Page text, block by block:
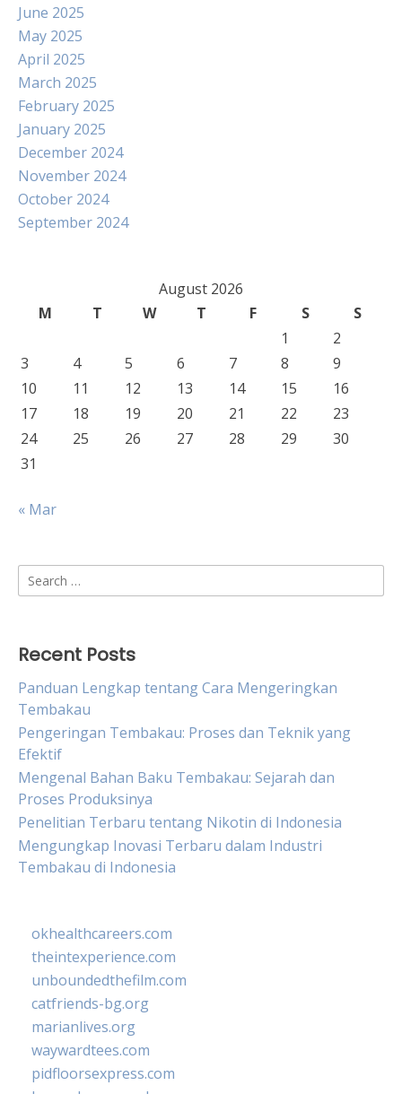
June 2025
May 2025
April 2025
March 2025
February 2025
January 2025
December 2024
November 2024
October 2024
September 2024
August 2026
M
T W T F S
S
1
2
3
4 5 6 7 8
9
10
11 12 13 14 15
16
17
18 19 20 21 22
23
24
25 26 27 28 29
30
31
« Mar
Search
for:
Recent Posts
Panduan Lengkap tentang Cara Mengeringkan
Tembakau
Pengeringan Tembakau: Proses dan Teknik yang
Efektif
Mengenal Bahan Baku Tembakau: Sejarah dan
Proses Produksinya
Penelitian Terbaru tentang Nikotin di Indonesia
Mengungkap Inovasi Terbaru dalam Industri
Tembakau di Indonesia
okhealthcareers.com
theintexperience.com
unboundedthefilm.com
catfriends-bg.org
marianlives.org
waywardtees.com
pidfloorsexpress.com